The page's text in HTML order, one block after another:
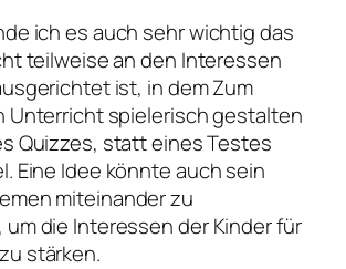
ich es auch sehr wichtig das
teilweise an den Interessen
ist, in dem Zum
Unterricht spielerisch gestalten
Quizzes, statt eines Testes
Eine Idee könnte auch sein
miteinander zu
die Interessen der Kinder für
stärken.